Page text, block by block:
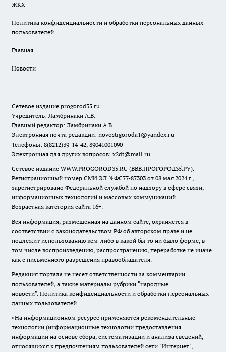
ЖКХ
Политика конфиденциальности и обработки персональных данных
пользователей.
Главная
Новости
Сетевое издание progorod35.ru
Учредитель: Ламбринаки А.В.
Главный редактор: Ламбринаки А.В.
Электронная почта редакции: novostigoroda1@yandex.ru
Телефоны: 8(8212)39-14-42, 89041001090
Электронная для других вопросов: x2dt@mail.ru
Сетевое издание WWW.PROGOROD35.RU (ВВВ.ПРОГОРОД35.РУ).
Регистрационный номер СМИ ЭЛ №ФС77-87303 от 08 мая 2024 г.,
зарегистрировано Федеральной службой по надзору в сфере связи,
информационных технологий и массовых коммуникаций.
Возрастная категория сайта 16+.
Вся информация, размещенная на данном сайте, охраняется в
соответствии с законодательством РФ об авторском праве и не
подлежит использованию кем-либо в какой бы то ни было форме, в
том числе воспроизведению, распространению, переработке не иначе
как с письменного разрешения правообладателя.
Редакция портала не несет ответственности за комментарии
пользователей, а также материалы рубрики "народные
новости". Политика конфиденциальности и обработки персональных
данных пользователей.
«На информационном ресурсе применяются рекомендательные
технологии (информационные технологии предоставления
информации на основе сбора, систематизации и анализа сведений,
относящихся к предпочтениям пользователей сети "Интернет",